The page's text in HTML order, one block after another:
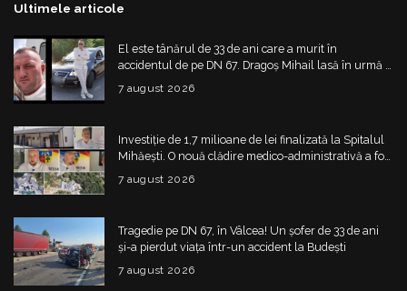
Ultimele articole
El este tânărul de 33 de ani care a murit în
accidentul de pe DN 67. Dragoș Mihail lasă în urmă o
7 august 2026
Investiție de 1,7 milioane de lei finalizată la Spitalul
Mihăești. O nouă clădire medico-administrativă a fost
construită
7 august 2026
Tragedie pe DN 67, în Vâlcea! Un șofer de 33 de ani
și-a pierdut viața într-un accident la Budești
7 august 2026